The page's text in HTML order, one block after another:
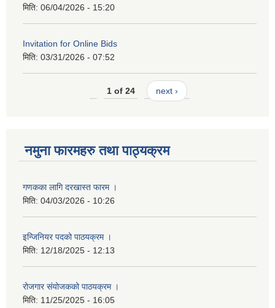
मिति: 06/04/2026 - 15:20
Invitation for Online Bids
मिति: 03/31/2026 - 07:52
1 of 24 next ›
नमुना फारमहरु तथा पाठ्यक्रम
गणकका लागि दरखास्त फारम ।
मिति: 04/03/2026 - 10:26
इन्जिनियर पदको पाठयक्रम ।
मिति: 12/18/2025 - 12:13
रोजगार संयोजकको पाठयक्रम ।
मिति: 11/25/2025 - 16:05